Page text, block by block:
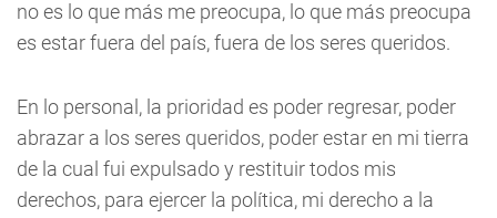
no es lo que más me preocupa, lo que más preocupa
es estar fuera del país, fuera de los seres queridos.
En lo personal, la prioridad es poder regresar, poder
abrazar a los seres queridos, poder estar en mi tierra
de la cual fui expulsado y restituir todos mis
derechos, para ejercer la política, mi derecho a la